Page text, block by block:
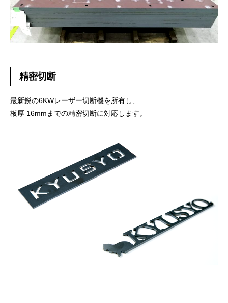
精密切断
最新鋭の6KWレーザー切断機を所有し、
板厚 16mmまでの精密切断に対応します。